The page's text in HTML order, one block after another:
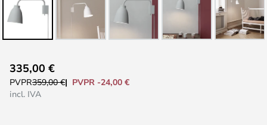
al
comienzo
335,00 €
PVPR359,00 €
PVPR -24,00 €
incl. IVA